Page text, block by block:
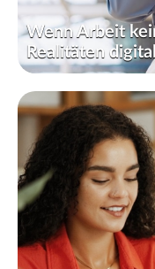
Wenn Arbeit
Realitäten